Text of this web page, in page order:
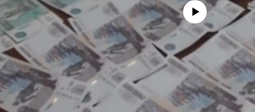
No media source currently